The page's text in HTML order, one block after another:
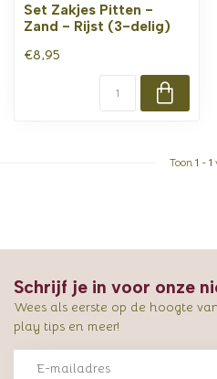
Set Zakjes Pitten -
Zand - Rijst (3-delig)
€8,95
Toon 1 - 1
Schrijf je in voor onze
Wees als eerste op de hoogte
play tips en meer!